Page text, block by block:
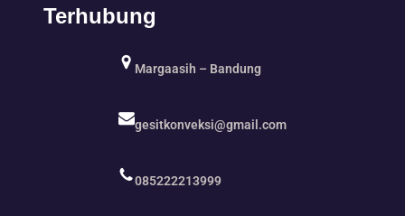
Terhubung
Margaasih – Bandung
gesitkonveksi@gmail.com
085222213999